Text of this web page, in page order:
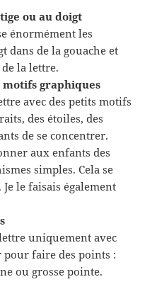
ou au doigt
énormément les
dans de la gouache et
la lettre.
motifs graphiques
avec des petits motifs
des étoiles, des
de se concentrer.
aux enfants des
simples. Cela se
le faisais également
uniquement avec
faire des points :
ou grosse pointe.